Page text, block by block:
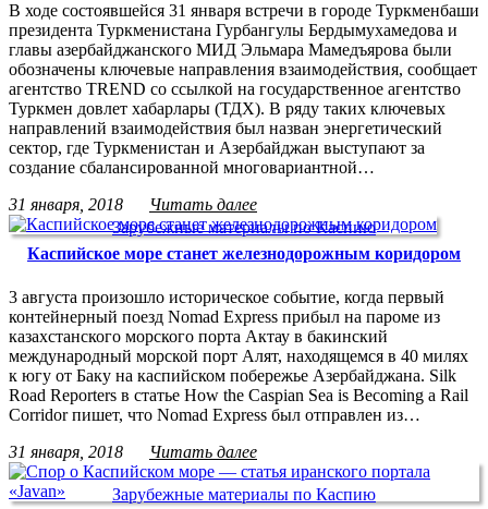
В ходе состоявшейся 31 января встречи в городе Туркменбаши
президента Туркменистана Гурбангулы Бердымухамедова и
главы азербайджанского МИД Эльмара Мамедъярова были
обозначены ключевые направления взаимодействия, сообщает
агентство TREND со ссылкой на государственное агентство
Туркмен довлет хабарлары (ТДХ). В ряду таких ключевых
направлений взаимодействия был назван энергетический
сектор, где Туркменистан и Азербайджан выступают за
создание сбалансированной многовариантной…
31 января, 2018
Читать далее
Зарубежные материалы по Каспию
Каспийское море станет железнодорожным коридором
3 августа произошло историческое событие, когда первый
контейнерный поезд Nomad Express прибыл на пароме из
казахстанского морского порта Актау в бакинский
международный морской порт Алят, находящемся в 40 милях
к югу от Баку на каспийском побережье Азербайджана. Silk
Road Reporters в статье How the Caspian Sea is Becoming a Rail
Corridor пишет, что Nomad Express был отправлен из…
31 января, 2018
Читать далее
Зарубежные материалы по Каспию